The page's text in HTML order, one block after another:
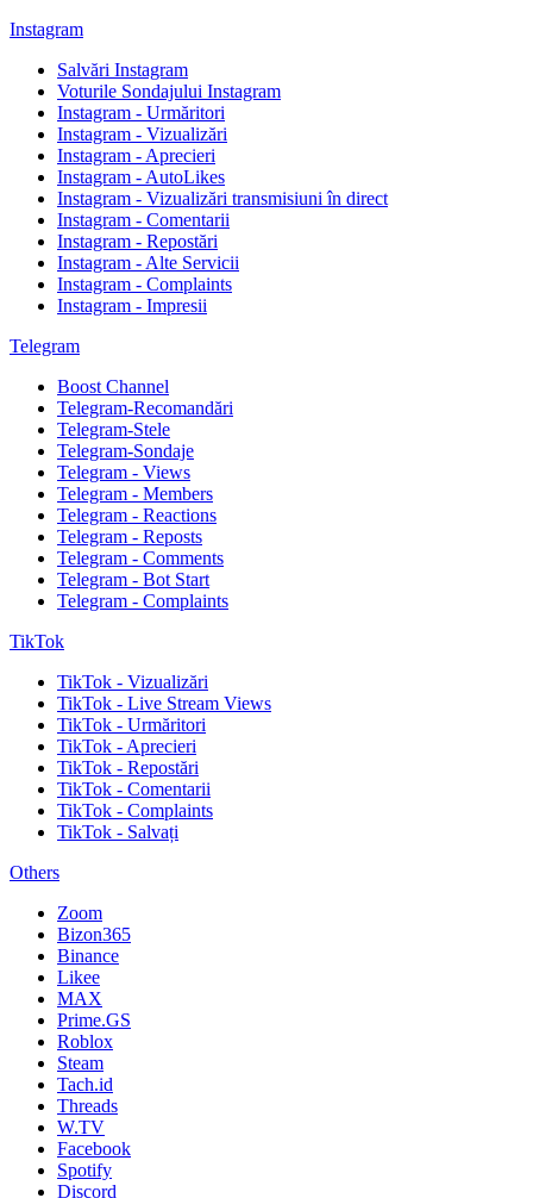
Instagram
Salvări Instagram
Voturile Sondajului Instagram
Instagram - Urmăritori
Instagram - Vizualizări
Instagram - Aprecieri
Instagram - AutoLikes
Instagram - Vizualizări transmisiuni în direct
Instagram - Comentarii
Instagram - Repostări
Instagram - Alte Servicii
Instagram - Complaints
Instagram - Impresii
Telegram
Boost Channel
Telegram-Recomandări
Telegram-Stele
Telegram-Sondaje
Telegram - Views
Telegram - Members
Telegram - Reactions
Telegram - Reposts
Telegram - Comments
Telegram - Bot Start
Telegram - Complaints
TikTok
TikTok - Vizualizări
TikTok - Live Stream Views
TikTok - Urmăritori
TikTok - Aprecieri
TikTok - Repostări
TikTok - Comentarii
TikTok - Complaints
TikTok - Salvați
Others
Zoom
Bizon365
Binance
Likee
MAX
Prime.GS
Roblox
Steam
Tach.id
Threads
W.TV
Facebook
Spotify
Discord